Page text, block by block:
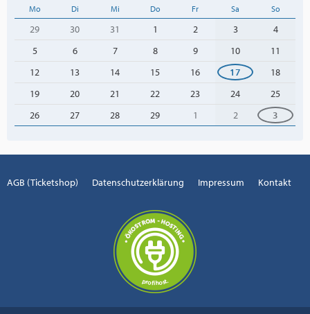
Mo Di Mi Do Fr Sa So
29 30 31 1 2 3
4
5
6 7 8 9 10
11
12
13 14 15 16 17
18
19
20 21 22 23 24
25
26
27 28 29 1 2 3
AGB (Ticketshop) Datenschutzerklärung Impressum Kontakt